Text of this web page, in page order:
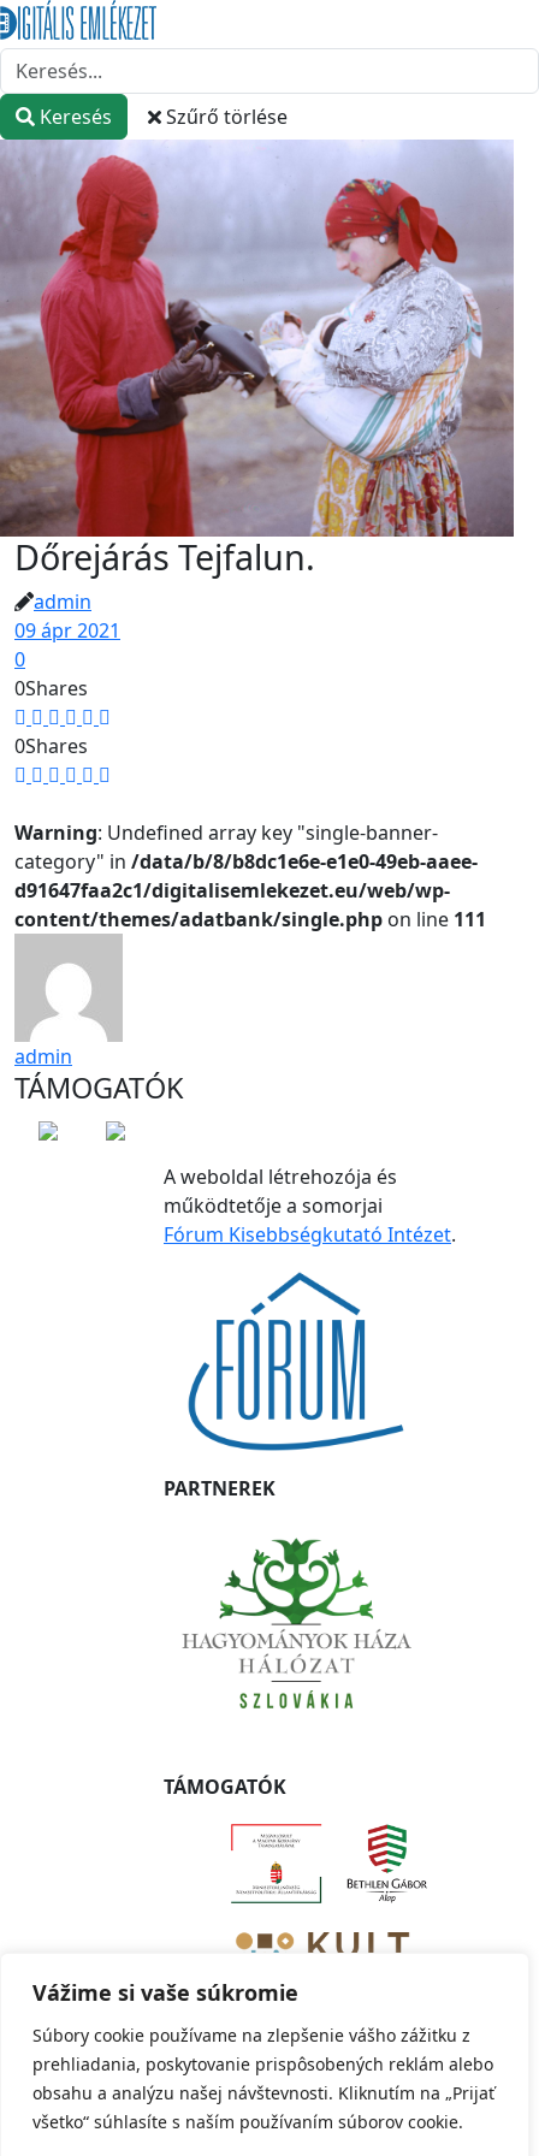
Vážime si vaše súkromie
Súbory cookie používame na zlepšenie vášho zážitku z
prehliadania, poskytovanie prispôsobených reklám alebo
obsahu a analýzu našej návštevnosti. Kliknutím na „Prijať
všetko“ súhlasíte s naším používaním súborov cookie.
Keresés Szűrő törlése
Dőrejárás Tejfalun.
admin
09 ápr 2021
0
0Shares
0Shares
Warning: Undefined array key "single-banner-
category" in /data/b/8/b8dc1e6e-e1e0-49eb-aaee-
d91647faa2c1/digitalisemlekezet.eu/web/wp-
content/themes/adatbank/single.php on line 111
admin
TÁMOGATÓK
A weboldal létrehozója és
működtetője a somorjai
Fórum Kisebbségkutató Intézet.
PARTNEREK
TÁMOGATÓK
Copyright © 2019 - 2024 Szlovákiai Magyar Adatbank -
Digitális Emlékezet | Databanka Maďarov na Slovensku